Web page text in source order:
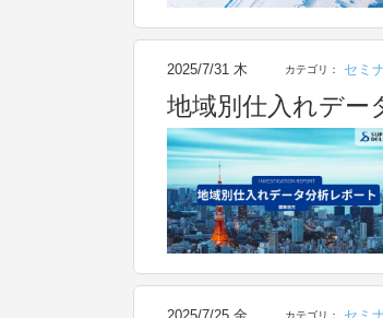
2025/7/31 木 カテゴリ： セミ
地域別仕入れデー
カテゴリ：